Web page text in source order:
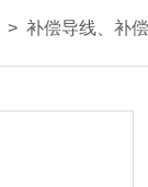
> 补偿导线、补